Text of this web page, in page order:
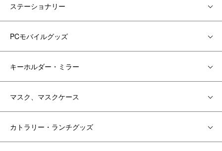
ステーショナリー
PCモバイルグッズ
キーホルダー・ミラー
マスク、マスクケース
カトラリー・ランチグッズ